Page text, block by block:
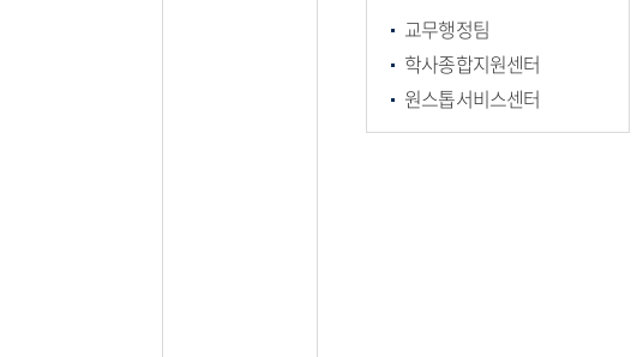
교무행정팀
학사종합지원센터
원스톱서비스센터